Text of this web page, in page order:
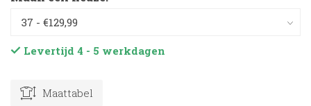
Levertijd 4 - 5 werkdagen
Maattabel